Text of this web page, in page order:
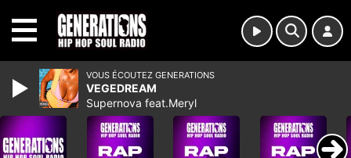
VOUS ÉCOUTEZ GENERATIONS
VEGEDREAM
Supernova feat.Meryl